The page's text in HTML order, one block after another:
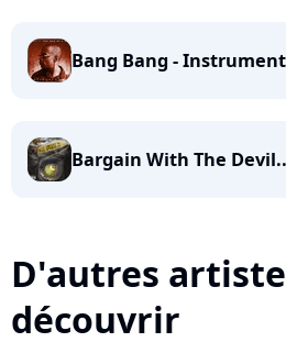
Bang Bang -
Bargain With The
D'autres
découvrir